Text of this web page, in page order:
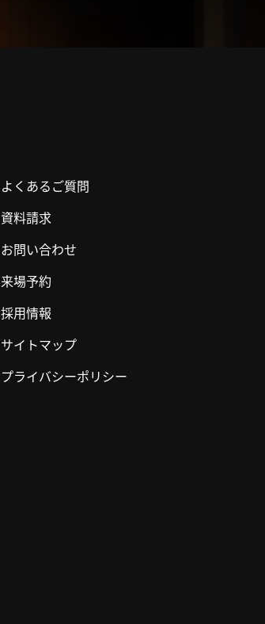
よくあるご質問
資料請求
お問い合わせ
来場予約
採用情報
サイトマップ
プライバシーポリシー